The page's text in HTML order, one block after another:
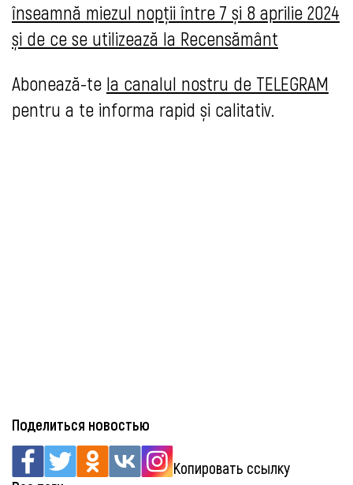
înseamnă miezul nopții între 7 și 8 aprilie 2024
și de ce se utilizează la Recensământ
Abonează-te la canalul nostru de TELEGRAM
pentru a te informa rapid și calitativ.
Поделиться новостью
Копировать ссылку